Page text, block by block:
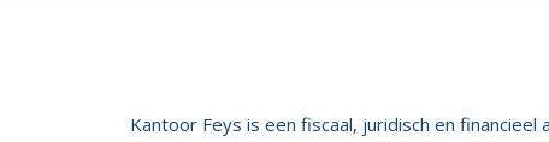
Kantoor Feys is een fiscaal, juridisch en